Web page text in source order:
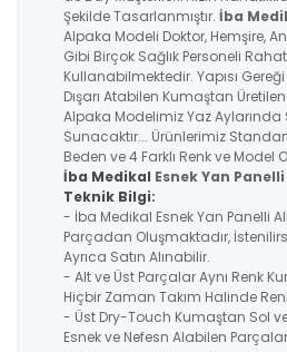
Şekilde Tasarlanmıştır. İba
Alpaka Modeli Doktor, Hemşire,
Gibi Birçok Sağlık Personeli
Kullanabilmektedir. Yapısı
Dışarı Atabilen Kumaştan Üretilen
Alpaka Modelimiz Yaz Aylarında
Sunacaktır... Ürünlerimiz
Beden ve 4 Farklı Renk ve Model
İba Medikal Esnek Yan
Teknik Bilgi:
- İba Medikal Esnek Yan Panelli
Parçadan Oluşmaktadır,
Ayrıca Satın Alınabilir.
- Alt ve Üst Parçalar Aynı Renk
Hiçbir Zaman Takım Halinde
- Üst Dry-Touch Kumaştan Sol
Esnek ve Nefesn Alabilen